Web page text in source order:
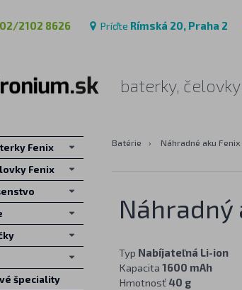
02/2102 8626 Príďte Rímská 20, Praha 2
baterky,
Batérie › Náhradné aku Fenix
Náhradný
Typ Nabíjateľná Li-ion
Kapacita 1600 mAh
Hmotnosť 40 g
Fenix
Fenix
špeciality